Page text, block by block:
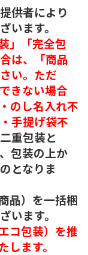
供者により
います。
」「完全包
は、「商品
い。ただ
きない場合
のし名入れ不
手提げ袋不
二重包装と
包装の上か
となりま
品）を一括梱
います。
コ包装）を推
ます。